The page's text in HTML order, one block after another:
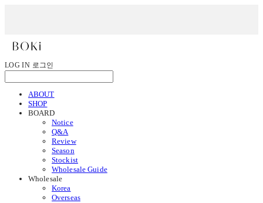
LOG IN 로그인
ABOUT
SHOP
BOARD
Notice
Q&A
Review
Season
Stockist
Wholesale Guide
Wholesale
Korea
Overseas